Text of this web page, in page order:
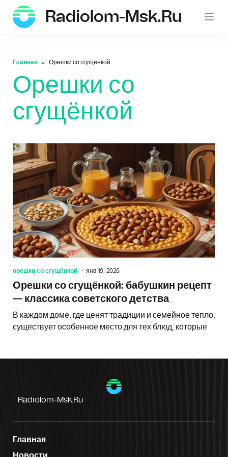
Radiolom-Msk.ru
Главная Орешки со сгущёнкой
Орешки со
сгущёнкой
орешки со сгущёнкой янв 19, 2026
Орешки со сгущёнкой: бабушкин рецепт
— классика советского детства
В каждом доме, где ценят традиции и семейное тепло,
существует особенное место для тех блюд, которые
Radiolom-Msk.ru
Главная